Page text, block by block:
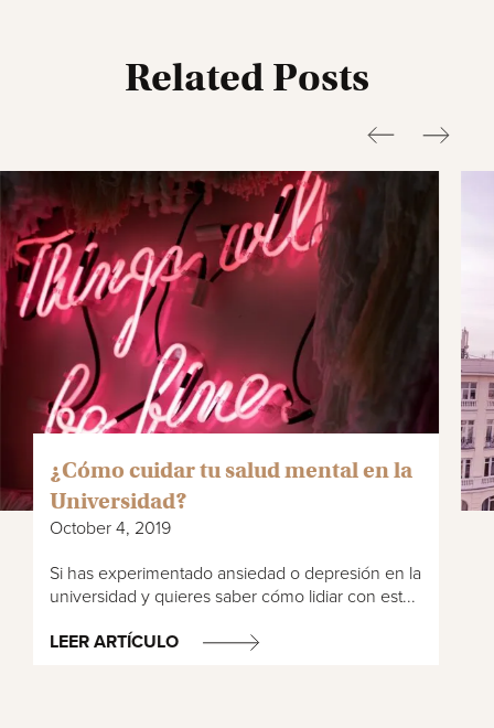
Related Posts
¿Cómo cuidar tu salud mental en la
Universidad?
October 4, 2019
Si has experimentado ansiedad o depresión en la
universidad y quieres saber cómo lidiar con est...
LEER ARTÍCULO